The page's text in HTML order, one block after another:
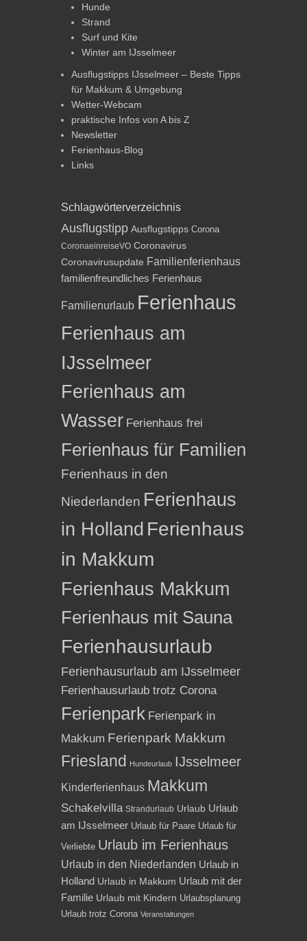
Hunde
Strand
Surf und Kite
Winter am IJsselmeer
Ausflugstipps IJsselmeer – Beste Tipps
für Makkum & Umgebung
Wetter-Webcam
praktische Infos von A bis Z
Newsletter
Ferienhaus-Blog
Links
Schlagwörterverzeichnis
Ausflugstipp Ausflugstipps Corona
CoronaeinreiseVO Coronavirus
Coronavirusupdate Familienferienhaus
familienfreundliches Ferienhaus
Familienurlaub Ferienhaus
Ferienhaus am
IJsselmeer
Ferienhaus am
Wasser Ferienhaus frei
Ferienhaus für Familien
Ferienhaus in den
Niederlanden Ferienhaus
in Holland Ferienhaus
in Makkum
Ferienhaus Makkum
Ferienhaus mit Sauna
Ferienhausurlaub
Ferienhausurlaub am IJsselmeer
Ferienhausurlaub trotz Corona
Ferienpark Ferienpark in
Makkum Ferienpark Makkum
Friesland Hundeurlaub IJsselmeer
Kinderferienhaus Makkum
Schakelvilla Strandurlaub Urlaub Urlaub
am IJsselmeer Urlaub für Paare Urlaub für
Verliebte Urlaub im Ferienhaus
Urlaub in den Niederlanden Urlaub in
Holland Urlaub in Makkum Urlaub mit der
Familie Urlaub mit Kindern Urlaubsplanung
Urlaub trotz Corona Veranstaltungen